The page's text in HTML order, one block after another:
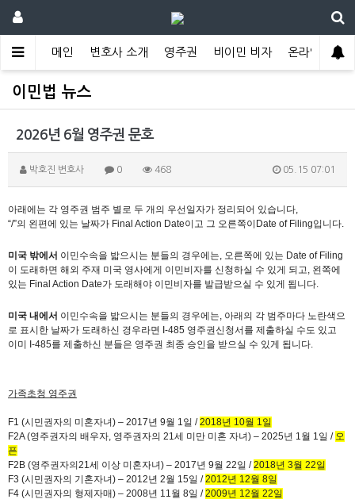
메인 변호사 소개 영주권 비이민 비자 온라인 상담
이민법 뉴스
2026년 6월 영주권 문호
박호진 변호사 0 468 05.15 07:01
아래에는 각 영주권 범주 별로 두 개의 우선일자가 정리되어 있습니다,
“/”의 왼편에 있는 날짜가 Final Action Date이고 그 오른쪽이 Date of Filing입니다.
미국 밖에서 이민수속을 밟으시는 분들의 경우에는, 오른쪽에 있는 Date of Filing
이 도래하면 해외 주재 미국 영사에게 이민비자를 신청하실 수 있게 되고, 왼쪽에
있는 Final Action Date가 도래해야 이민비자를 발급받으실 수 있게 됩니다.
미국 내에서 이민수속을 밟으시는 분들의 경우에는, 아래의 각 범주마다 노란색으
로 표시한 날짜가 도래하신 경우라면 I-485 영주권신청서를 제출하실 수도 있고
이미
I-485를 제출하신 분들은 영주권 최종 승인을 받으실 수 있게 됩니다.
가족초청 영주권
F1 (시민권자의 미혼자녀) – 2017년 9월 1일 /2018년 10월 1일
F2A (영주권자의 배우자, 영주권자의 21세 미만 미혼 자녀) – 2025년 1월 1일 / 오
픈
F2B (영주권자의 21세 이상 미혼자녀) – 2017년 9월 22일 /2018년 3월 22일
F3 (시민권자의 기혼자녀) – 2012년 2월 15일 /2012년 12월 8일
F4 (시민권자의 형제자매) – 2008년 11월 8일 /2009년 12월 22일